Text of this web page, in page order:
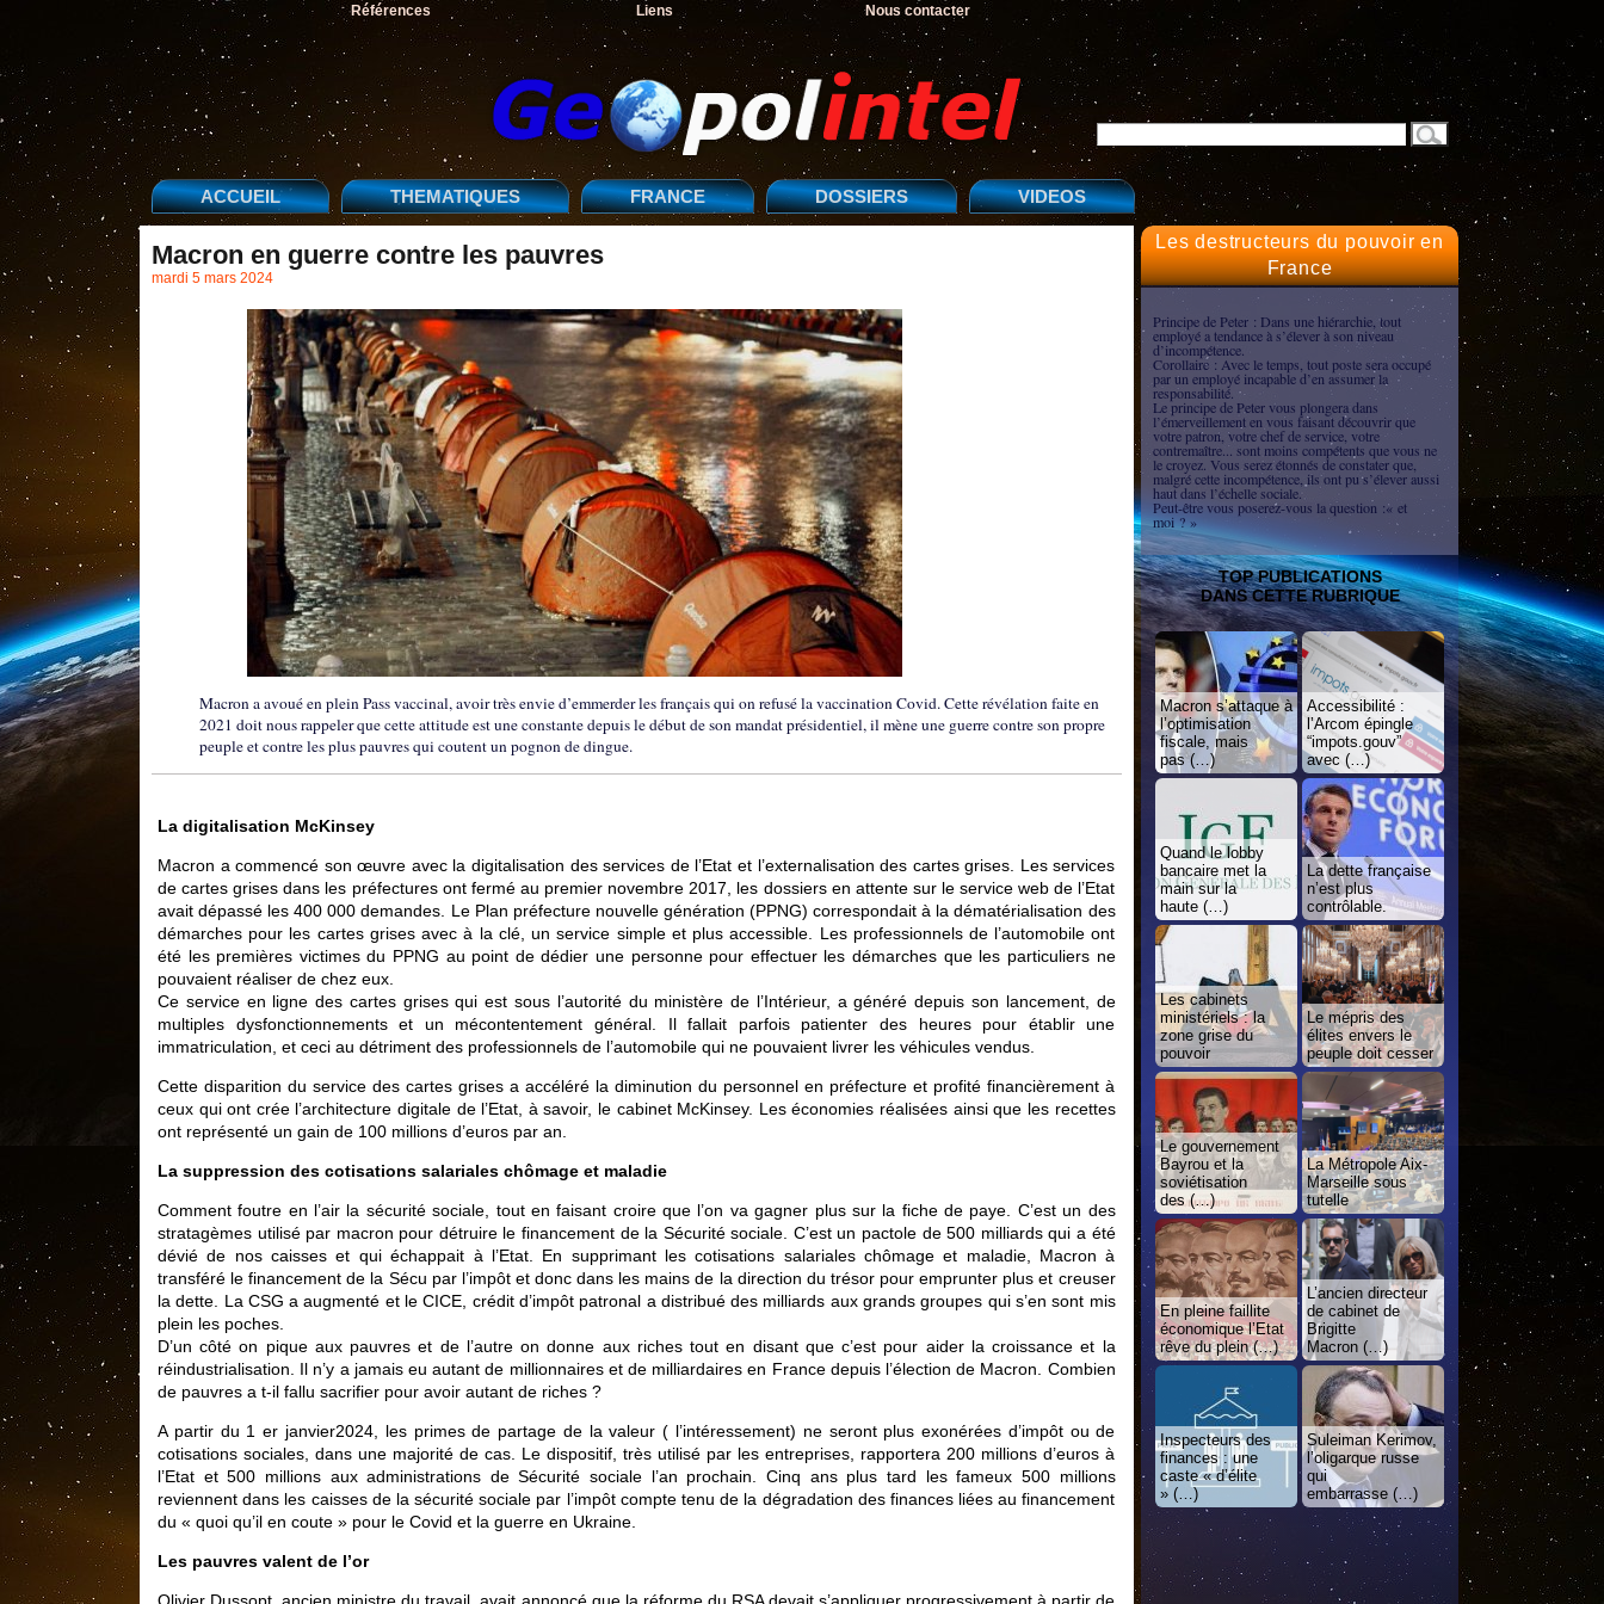
Références Liens Nous contacter
ACCUEIL THEMATIQUES FRANCE DOSSIERS VIDEOS
Macron en guerre contre les pauvres
mardi 5 mars 2024
Macron a avoué en plein Pass vaccinal, avoir très envie d’emmerder les français qui on refusé la vaccination Covid. Cette révélation faite en
2021 doit nous rappeler que cette attitude est une constante depuis le début de son mandat présidentiel, il mène une guerre contre son propre
peuple et contre les plus pauvres qui coutent un pognon de dingue.
La digitalisation McKinsey
Macron a commencé son œuvre avec la digitalisation des services de l’Etat et l’externalisation des cartes grises. Les services
de cartes grises dans les préfectures ont fermé au premier novembre 2017, les dossiers en attente sur le service web de l’Etat
avait dépassé les 400 000 demandes. Le Plan préfecture nouvelle génération (PPNG) correspondait à la dématérialisation des
démarches pour les cartes grises avec à la clé, un service simple et plus accessible. Les professionnels de l’automobile ont
été les premières victimes du PPNG au point de dédier une personne pour effectuer les démarches que les particuliers ne
pouvaient réaliser de chez eux.
Ce service en ligne des cartes grises qui est sous l’autorité du ministère de l’Intérieur, a généré depuis son lancement, de
multiples dysfonctionnements et un mécontentement général. Il fallait parfois patienter des heures pour établir une
immatriculation, et ceci au détriment des professionnels de l’automobile qui ne pouvaient livrer les véhicules vendus.
Cette disparition du service des cartes grises a accéléré la diminution du personnel en préfecture et profité financièrement à
ceux qui ont crée l’architecture digitale de l’Etat, à savoir, le cabinet McKinsey. Les économies réalisées ainsi que les recettes
ont représenté un gain de 100 millions d’euros par an.
La suppression des cotisations salariales chômage et maladie
Comment foutre en l’air la sécurité sociale, tout en faisant croire que l’on va gagner plus sur la fiche de paye. C’est un des
stratagèmes utilisé par macron pour détruire le financement de la Sécurité sociale. C’est un pactole de 500 milliards qui a été
dévié de nos caisses et qui échappait à l’Etat. En supprimant les cotisations salariales chômage et maladie, Macron à
transféré le financement de la Sécu par l’impôt et donc dans les mains de la direction du trésor pour emprunter plus et creuser
la dette. La CSG a augmenté et le CICE, crédit d’impôt patronal a distribué des milliards aux grands groupes qui s’en sont mis
plein les poches.
D’un côté on pique aux pauvres et de l’autre on donne aux riches tout en disant que c’est pour aider la croissance et la
réindustrialisation. Il n’y a jamais eu autant de millionnaires et de milliardaires en France depuis l’élection de Macron. Combien
de pauvres a t-il fallu sacrifier pour avoir autant de riches ?
A partir du 1 er janvier2024, les primes de partage de la valeur ( l’intéressement) ne seront plus exonérées d’impôt ou de
cotisations sociales, dans une majorité de cas. Le dispositif, très utilisé par les entreprises, rapportera 200 millions d’euros à
l’Etat et 500 millions aux administrations de Sécurité sociale l’an prochain. Cinq ans plus tard les fameux 500 millions
reviennent dans les caisses de la sécurité sociale par l’impôt compte tenu de la dégradation des finances liées au financement
du « quoi qu’il en coute » pour le Covid et la guerre en Ukraine.
Les pauvres valent de l’or
Les destructeurs du pouvoir en
France
Principe de Peter : Dans une hiérarchie, tout
employé a tendance à s’élever à son niveau
d’incompétence.
Corollaire : Avec le temps, tout poste sera occupé
par un employé incapable d’en assumer la
responsabilité.
Le principe de Peter vous plongera dans
l’émerveillement en vous faisant découvrir que
votre patron, votre chef de service, votre
contremaître... sont moins compétents que vous ne
le croyez. Vous serez étonnés de constater que,
malgré cette incompétence, ils ont pu s’élever aussi
haut dans l’échelle sociale.
Peut-être vous poserez-vous la question :« et
moi ? »
TOP PUBLICATIONS
DANS CETTE RUBRIQUE
Macron s’attaque à
l’optimisation
fiscale, mais
pas (…)
Accessibilité :
l’Arcom épingle
“impots.gouv”
avec (…)
Quand le lobby
bancaire met la
main sur la
haute (…)
La dette française
n’est plus
contrôlable.
Les cabinets
ministériels : la
zone grise du
pouvoir
Le mépris des
élites envers le
peuple doit cesser
Le gouvernement
Bayrou et la
soviétisation
des (…)
La Métropole Aix-
Marseille sous
tutelle
En pleine faillite
économique l’Etat
rêve du plein (…)
L’ancien directeur
de cabinet de
Brigitte
Macron (…)
Inspecteurs des
finances : une
caste « d’élite
» (…)
Suleiman Kerimov,
l’oligarque russe
qui
embarrasse (…)